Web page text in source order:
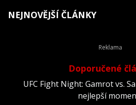
NEJNOVĚJŠÍ ČLÁNKY
Doporučené
UFC Fight Night: Gamrot vs.
nejlepší